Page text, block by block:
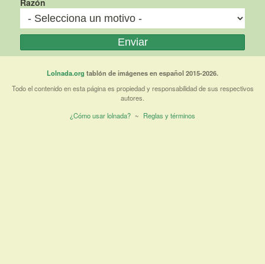
Razón
Lolnada.org tablón de imágenes en español 2015-2026.
Todo el contenido en esta página es propiedad y responsabilidad de sus respectivos
autores.
¿Cómo usar lolnada? ~ Reglas y términos